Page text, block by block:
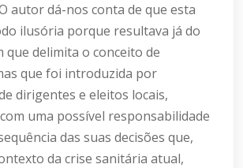
autor dá-nos conta de que esta
ilusória porque resultava já do
que delimita o conceito de
que foi introduzida por
dirigentes e eleitos locais,
uma possível responsabilidade
das suas decisões que,
da crise sanitária atual,